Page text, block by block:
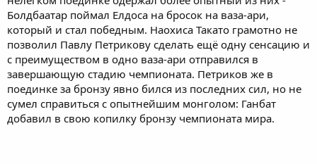
Болдбаатар поймал Елдоса на бросок на ваза-ари,
который и стал победным. Наохиса Такато грамотно не
позволил Павлу Петрикову сделать ещё одну сенсацию и
с преимуществом в одно ваза-ари отправился в
завершающую стадию чемпионата. Петриков же в
поединке за бронзу явно бился из последних сил, но не
сумел справиться с опытнейшим монголом: Ганбат
добавил в свою копилку бронзу чемпионата мира.